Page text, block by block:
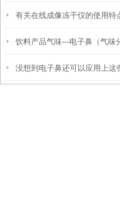
已掌握？
有关在线成像冻干仪的使用特
们已经为您准备好了
饮料产品气味---电子鼻（气味
统）在茶叶及其制品品质鉴别
没想到电子鼻还可以应用上这